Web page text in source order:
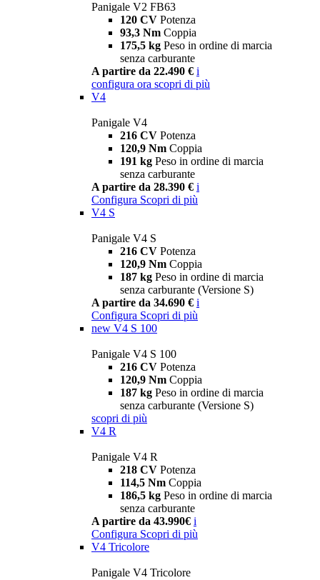
Panigale V2 FB63
120 CV Potenza
93,3 Nm Coppia
175,5 kg Peso in ordine di marcia
senza carburante
A partire da 22.490 € i
configura ora scopri di più
V4
Panigale V4
216 CV Potenza
120,9 Nm Coppia
191 kg Peso in ordine di marcia
senza carburante
A partire da 28.390 € i
Configura Scopri di più
V4 S
Panigale V4 S
216 CV Potenza
120,9 Nm Coppia
187 kg Peso in ordine di marcia
senza carburante (Versione S)
A partire da 34.690 € i
Configura Scopri di più
new V4 S 100
Panigale V4 S 100
216 CV Potenza
120,9 Nm Coppia
187 kg Peso in ordine di marcia
senza carburante (Versione S)
scopri di più
V4 R
Panigale V4 R
218 CV Potenza
114,5 Nm Coppia
186,5 kg Peso in ordine di marcia
senza carburante
A partire da 43.990€ i
Configura Scopri di più
V4 Tricolore
Panigale V4 Tricolore